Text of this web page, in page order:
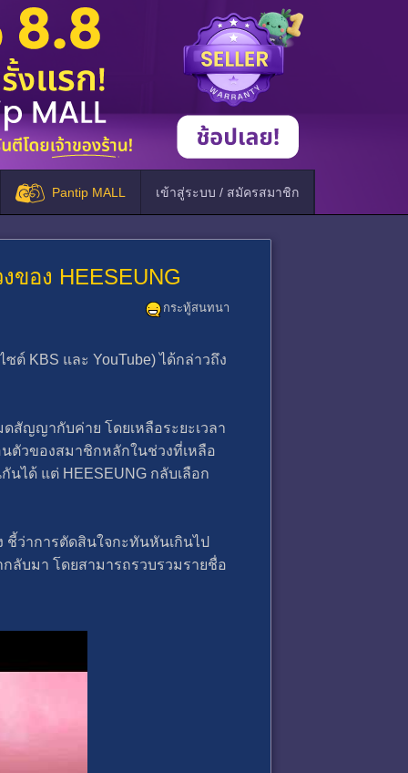
Pantip MALL เข้าสู่ระบบ / สมัครสมาชิก
ของ HEESEUNG
กระทู้สนทนา
ต์ KBS และ YouTube) ได้กล่าวถึง
สัญญากับค่าย โดยเหลือระยะเวลา
นตัวของสมาชิกหลักในช่วงที่เหลือ
ได้ แต่ HEESEUNG กลับเลือก
ชี้ว่าการตัดสินใจกะทันหันเกินไป
ลับมา โดยสามารถรวบรวมรายชื่อ